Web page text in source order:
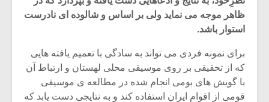
ظاهر موجه می نماید ولی بر اساس و شالوده ای نادرست
استوار باشد.
برای نمونه فردی می تواند به سادگی با تعمیم یافته هایی
که از تحقیقی بر روی موسیقی محلی لهستان و ارتباط آن
با گویش های بومی انجام شده در مطالعه ی موسیقی
قومی از اقوام ایران استفاده کند و به نتایجی دست یابد که